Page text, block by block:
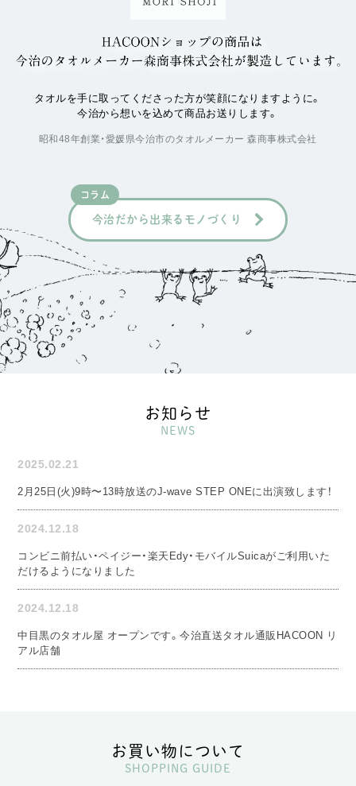
タオルを手に取ってくださった方が笑顔になりますように。
今治から想いを込めて商品お送りします。
昭和48年創業・愛媛県今治市のタオルメーカー 森商事株式会社
コラム
今治だから出来るモノづくり
お知らせ
NEWS
2025.02.21
2月25日(火)9時〜13時放送のJ-wave STEP ONEに出演致します！
2024.12.18
コンビニ前払い・ペイジー・楽天Edy・モバイルSuicaがご利用いた
だけるようになりました
2024.12.18
中目黒のタオル屋 オープンです。今治直送タオル通販HACOON リ
アル店舗
お買い物について
SHOPPING GUIDE